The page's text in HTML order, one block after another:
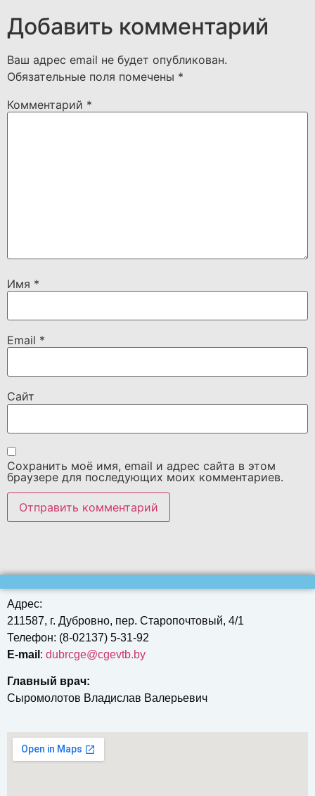
Добавить комментарий
Ваш адрес email не будет опубликован.
Обязательные поля помечены *
Комментарий *
Имя *
Email *
Сайт
Сохранить моё имя, email и адрес сайта в этом
браузере для последующих моих комментариев.
Адрес:
211587, г. Дубровно, пер. Старопочтовый, 4/1
Телефон: (8-02137) 5-31-92
E-mail : dubrcgе@cgevtb.by
Главный врач:
Сыромолотов Владислав Валерьевич